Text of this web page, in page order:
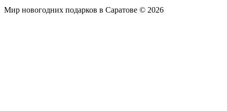
Мир новогодних подарков в Саратове © 2026